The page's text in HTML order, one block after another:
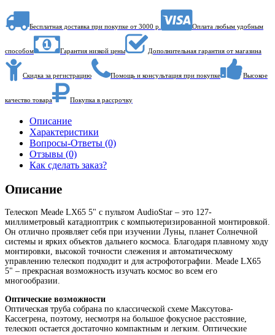
Бесплатная доставка при покупке от 3000 р. Оплата любым удобным
способом Гарантия низкой цены Дополнительная гарантия от магазина
Скидка за регистрацию Помощь и консультация при покупке Высокое
качество товара Покупка в рассрочку
Описание
Характеристики
Вопросы-Ответы (0)
Отзывы (0)
Как сделать заказ?
Описание
Телескоп Meade LX65 5" с пультом AudioStar – это 127-
миллиметровый катадиоптрик с компьютеризированной монтировкой.
Он отлично проявляет себя при изучении Луны, планет Солнечной
системы и ярких объектов дальнего космоса. Благодаря плавному ходу
монтировки, высокой точности слежения и автоматическому
управлению телескоп подходит и для астрофотографии. Meade LX65
5" – прекрасная возможность изучать космос во всем его
многообразии.
Оптические возможности
Оптическая труба собрана по классической схеме Максутова-
Кассегрена, поэтому, несмотря на большое фокусное расстояние,
телескоп остается достаточно компактным и легким. Оптические